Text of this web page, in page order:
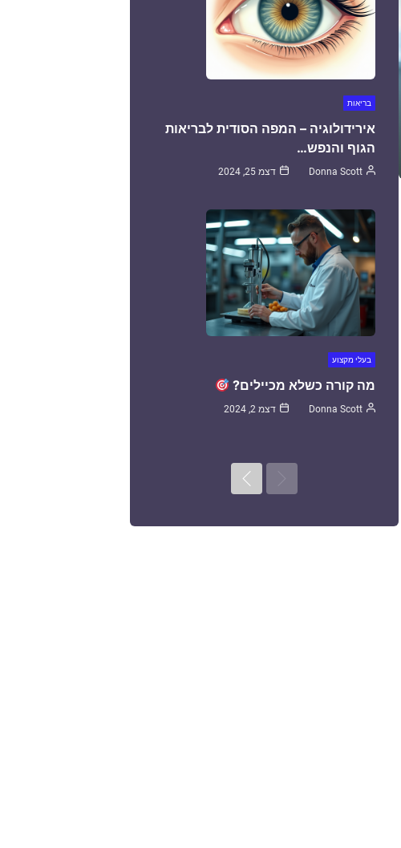
בריאות
אירידולוגיה – המפה הסודית לבריאות
הגוף והנפש…
Donna Scott דצמ 25, 2024
בעלי מקצוע
מה קורה כשלא מכיילים?
Donna Scott דצמ 2, 2024
Previous
Next